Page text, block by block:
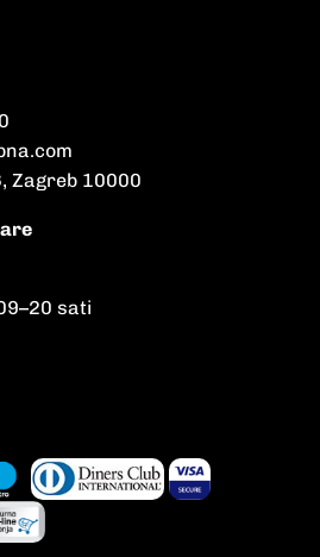
Zagreb 10000
–20 sati